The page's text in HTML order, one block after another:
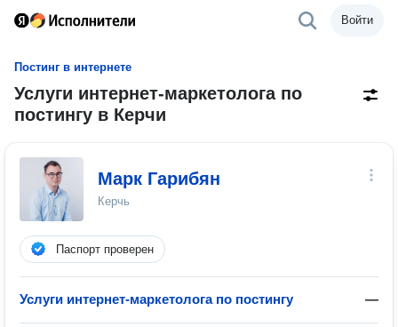
Войти
Постинг в интернете
Услуги интернет-маркетолога по
постингу в Керчи
Марк Гарибян
Керчь
Паспорт проверен
Услуги интернет-маркетолога по постингу —